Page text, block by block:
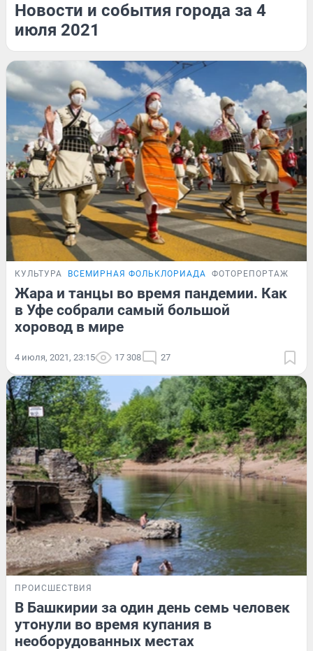
Новости и события города за 4
июля 2021
КУЛЬТУРА ВСЕМИРНАЯ ФОЛЬКЛОРИАДА ФОТОРЕПОРТАЖ
Жара и танцы во время пандемии. Как
в Уфе собрали самый большой
хоровод в мире
4 июля, 2021, 23:15 17 308 27
ПРОИСШЕСТВИЯ
В Башкирии за один день семь человек
утонули во время купания в
необорудованных местах